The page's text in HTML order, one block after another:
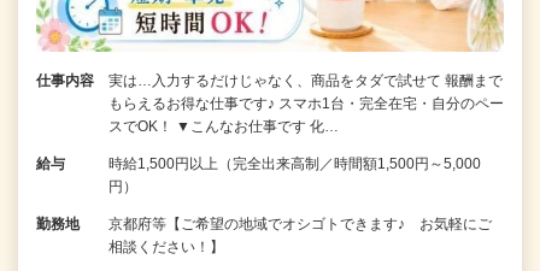
仕事内容
実は…入力するだけじゃなく、商品をタダで試せて 報酬まで
もらえるお得な仕事です♪ スマホ1台・完全在宅・自分のペー
スでOK！ ▼こんなお仕事です 化…
給与
時給1,500円以上（完全出来高制／時間額1,500円～5,000
円）
勤務地
京都府等【ご希望の地域でオシゴトできます♪ お気軽にご
相談ください！】